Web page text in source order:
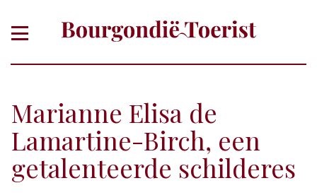
Marianne Elisa de
Lamartine-Birch, een
getalenteerde schilderes